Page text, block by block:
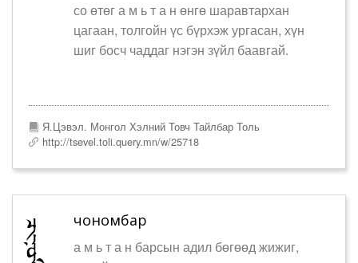
со өтөг а м ь т а н өнгө шаравтархан
цагаан, толгойн үс бүрхэж ургасан, хүн
шиг босч чаддаг нэгэн зүйл баавгай.
Я.Цэвэл. Монгол Хэлний Товч Тайлбар Толь
http://tsevel.toli.query.mn/w/25718
чономбар
а м ь т а н барсын адил бөгөөд жижиг,